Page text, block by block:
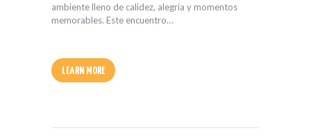
ambiente lleno de calidez, alegría y momentos
memorables. Este encuentro…
LEARN MORE